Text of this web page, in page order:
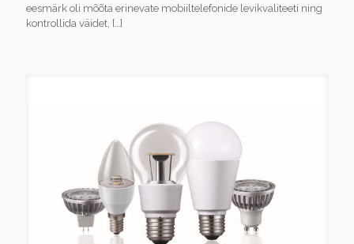
eesmärk oli mõõta erinevate mobiiltelefonide levikvaliteeti ning
kontrollida väidet, […]